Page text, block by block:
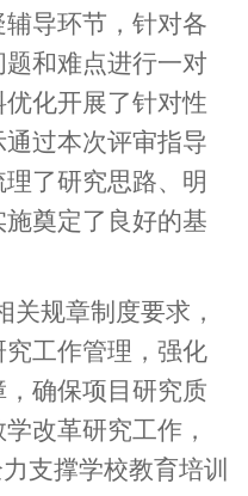
导环节，针对各
和难点进行一对
化开展了针对性
过本次评审指导
了研究思路、明
奠定了良好的基
关规章制度要求，
工作管理，强化
确保项目研究质
改革研究工作，
支撑学校教育培训